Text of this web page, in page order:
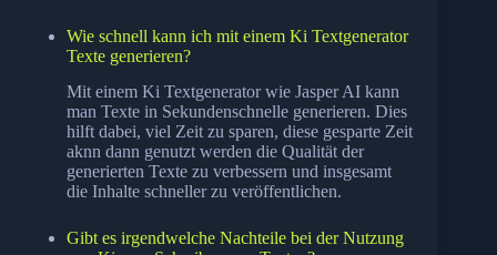
Wie schnell kann ich mit einem Ki Textgenerator
Texte generieren?
Mit einem Ki Textgenerator wie Jasper AI kann
man Texte in Sekundenschnelle generieren. Dies
hilft dabei, viel Zeit zu sparen, diese gesparte Zeit
aknn dann genutzt werden die Qualität der
generierten Texte zu verbessern und insgesamt
die Inhalte schneller zu veröffentlichen.
Gibt es irgendwelche Nachteile bei der Nutzung